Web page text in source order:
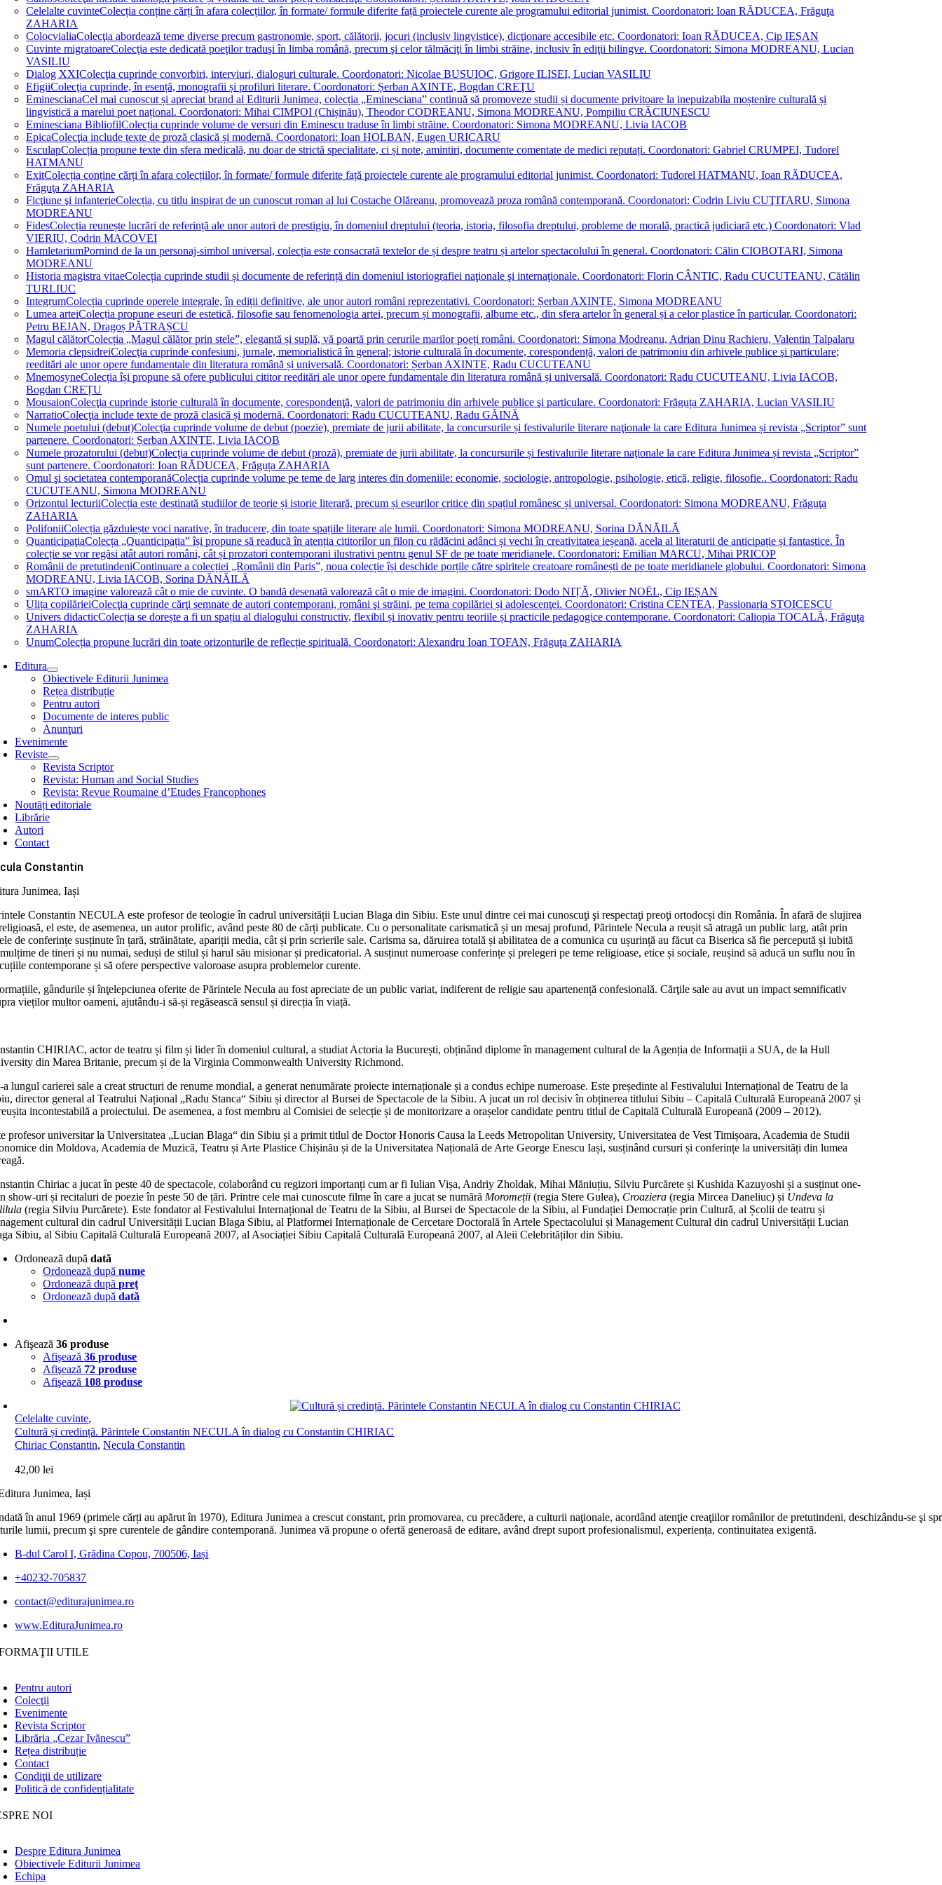
Celelalte cuvinteColecția conține cărți în afara colecțiilor, în formate/ formule diferite față proiectele curente ale programului editorial junimist. Coordonatori: Ioan RĂDUCEA, Frăguţa
ZAHARIA
ColocvialiaColecţia abordează teme diverse precum gastronomie, sport, călătorii, jocuri (inclusiv lingvistice), dicţionare accesibile etc. Coordonatori: Ioan RĂDUCEA, Cip IEȘAN
Cuvinte migratoareColecţia este dedicată poeţilor traduşi în limba română, precum şi celor tălmăciţi în limbi străine, inclusiv în ediţii bilingve. Coordonatori: Simona MODREANU, Lucian
VASILIU
Dialog XXIColecţia cuprinde convorbiri, interviuri, dialoguri culturale. Coordonatori: Nicolae BUSUIOC, Grigore ILISEI, Lucian VASILIU
EfigiiColecţia cuprinde, în esență, monografii și profiluri literare. Coordonatori: Șerban AXINTE, Bogdan CREŢU
EminescianaCel mai cunoscut și apreciat brand al Editurii Junimea, colecția „Eminesciana” continuă să promoveze studii și documente privitoare la inepuizabila moștenire culturală și
lingvistică a marelui poet național. Coordonatori: Mihai CIMPOI (Chișinău), Theodor CODREANU, Simona MODREANU, Pompiliu CRĂCIUNESCU
Eminesciana BibliofilColecția cuprinde volume de versuri din Eminescu traduse în limbi străine. Coordonatori: Simona MODREANU, Livia IACOB
EpicaColecţia include texte de proză clasică și modernă. Coordonatori: Ioan HOLBAN, Eugen URICARU
EsculapColecția propune texte din sfera medicală, nu doar de strictă specialitate, ci și note, amintiri, documente comentate de medici reputați. Coordonatori: Gabriel CRUMPEI, Tudorel
HATMANU
ExitColecția conține cărți în afara colecțiilor, în formate/ formule diferite față proiectele curente ale programului editorial junimist. Coordonatori: Tudorel HATMANU, Ioan RĂDUCEA,
Frăguţa ZAHARIA
Ficţiune şi infanterieColecția, cu titlu inspirat de un cunoscut roman al lui Costache Olăreanu, promovează proza română contemporană. Coordonatori: Codrin Liviu CUŢITARU, Simona
MODREANU
FidesColecția reunește lucrări de referință ale unor autori de prestigiu, în domeniul dreptului (teoria, istoria, filosofia dreptului, probleme de morală, practică judiciară etc.) Coordonatori: Vlad
VIERIU, Codrin MACOVEI
HamletariumPornind de la un personaj-simbol universal, colecția este consacrată textelor de și despre teatru și artelor spectacolului în general. Coordonatori: Călin CIOBOTARI, Simona
MODREANU
Historia magistra vitaeColecția cuprinde studii și documente de referință din domeniul istoriografiei naţionale şi internaţionale. Coordonatori: Florin CÂNTIC, Radu CUCUTEANU, Cătălin
TURLIUC
IntegrumColecția cuprinde operele integrale, în ediții definitive, ale unor autori români reprezentativi. Coordonatori: Șerban AXINTE, Simona MODREANU
Lumea arteiColecția propune eseuri de estetică, filosofie sau fenomenologia artei, precum și monografii, albume etc., din sfera artelor în general și a celor plastice în particular. Coordonatori:
Petru BEJAN, Dragoș PĂTRAȘCU
Magul călătorColecția „Magul călător prin stele”, elegantă și suplă, vă poartă prin cerurile marilor poeți români. Coordonatori: Simona Modreanu, Adrian Dinu Rachieru, Valentin Talpalaru
Memoria clepsidreiColecţia cuprinde confesiuni, jurnale, memorialistică în general; istorie culturală în documente, corespondență, valori de patrimoniu din arhivele publice şi particulare;
reeditări ale unor opere fundamentale din literatura română și universală. Coordonatori: Șerban AXINTE, Radu CUCUTEANU
MnemosyneColecția își propune să ofere publicului cititor reeditări ale unor opere fundamentale din literatura română și universală. Coordonatori: Radu CUCUTEANU, Livia IACOB,
Bogdan CREȚU
MousaionColecţia cuprinde istorie culturală în documente, corespondenţă, valori de patrimoniu din arhivele publice şi particulare. Coordonatori: Frăguța ZAHARIA, Lucian VASILIU
NarratioColecţia include texte de proză clasică și modernă. Coordonatori: Radu CUCUTEANU, Radu GĂINĂ
Numele poetului (debut)Colecţia cuprinde volume de debut (poezie), premiate de jurii abilitate, la concursurile și festivalurile literare naţionale la care Editura Junimea și revista „Scriptor” sunt
partenere. Coordonatori: Șerban AXINTE, Livia IACOB
Numele prozatorului (debut)Colecţia cuprinde volume de debut (proză), premiate de jurii abilitate, la concursurile și festivalurile literare naţionale la care Editura Junimea și revista „Scriptor”
sunt partenere. Coordonatori: Ioan RĂDUCEA, Frăguța ZAHARIA
Omul şi societatea contemporanăColecția cuprinde volume pe teme de larg interes din domeniile: economie, sociologie, antropologie, psihologie, etică, religie, filosofie.. Coordonatori: Radu
CUCUTEANU, Simona MODREANU
Orizontul lecturiiColecția este destinată studiilor de teorie și istorie literară, precum și eseurilor critice din spațiul românesc și universal. Coordonatori: Simona MODREANU, Frăguţa
ZAHARIA
PolifoniiColecția găzduiește voci narative, în traducere, din toate spațiile literare ale lumii. Coordonatori: Simona MODREANU, Sorina DĂNĂILĂ
QuanticipaţiaColecța „Quanticipația” își propune să readucă în atenția cititorilor un filon cu rădăcini adânci și vechi în creativitatea ieșeană, acela al literaturii de anticipație și fantastice. În
colecție se vor regăsi atât autori români, cât și prozatori contemporani ilustrativi pentru genul SF de pe toate meridianele. Coordonatori: Emilian MARCU, Mihai PRICOP
Românii de pretutindeniContinuare a colecției „Românii din Paris”, noua colecție își deschide porțile către spiritele creatoare românești de pe toate meridianele globului. Coordonatori: Simona
MODREANU, Livia IACOB, Sorina DĂNĂILĂ
smARTO imagine valorează cât o mie de cuvinte. O bandă desenată valorează cât o mie de imagini. Coordonatori: Dodo NIȚĂ, Olivier NOËL, Cip IEȘAN
Ulița copilărieiColecţia cuprinde cărţi semnate de autori contemporani, români şi străini, pe tema copilăriei și adolescenţei. Coordonatori: Cristina CENTEA, Passionaria STOICESCU
Univers didacticColecția se dorește a fi un spațiu al dialogului constructiv, flexibil și inovativ pentru teoriile și practicile pedagogice contemporane. Coordonatori: Caliopia TOCALĂ, Frăguţa
ZAHARIA
UnumColecția propune lucrări din toate orizonturile de reflecție spirituală. Coordonatori: Alexandru Ioan TOFAN, Frăguţa ZAHARIA
Editura
Obiectivele Editurii Junimea
Rețea distribuție
Pentru autori
Documente de interes public
Anunţuri
Evenimente
Reviste
Revista Scriptor
Revista: Human and Social Studies
Revista: Revue Roumaine d’Etudes Francophones
Noutăți editoriale
Librărie
Autori
Contact
Constantin
Junimea, Iași
Constantin NECULA este profesor de teologie în cadrul universității Lucian Blaga din Sibiu. Este unul dintre cei mai cunoscuţi şi respectaţi preoţi ortodocși din România. În afară de slujirea
el este, de asemenea, un autor prolific, având peste 80 de cărți publicate. Cu o personalitate carismatică și un mesaj profund, Părintele Necula a reușit să atragă un public larg, atât prin
de conferințe susținute în țară, străinătate, apariții media, cât și prin scrierile sale. Carisma sa, dăruirea totală și abilitatea de a comunica cu ușurință au făcut ca Biserica să fie percepută și iubită
de tineri și nu numai, seduși de stilul și harul său misionar și predicatorial. A susținut numeroase conferințe și prelegeri pe teme religioase, etice și sociale, reușind să aducă un suflu nou în
contemporane și să ofere perspective valoroase asupra problemelor curente.
gândurile și înţelepciunea oferite de Părintele Necula au fost apreciate de un public variat, indiferent de religie sau apartenență confesională. Cărţile sale au avut un impact semnificativ
vieților multor oameni, ajutându-i să-și regăsească sensul și direcția în viață.
CHIRIAC, actor de teatru și film și lider în domeniul cultural, a studiat Actoria la București, obținând diplome în management cultural de la Agenția de Informații a SUA, de la Hull
din Marea Britanie, precum și de la Virginia Commonwealth University Richmond.
a lungul carierei sale a creat structuri de renume mondial, a generat nenumărate proiecte internaționale și a condus echipe numeroase. Este președinte al Festivalului Internațional de Teatru de la
director general al Teatrului Național „Radu Stanca“ Sibiu și director al Bursei de Spectacole de la Sibiu. A jucat un rol decisiv în obținerea titlului Sibiu – Capitală Culturală Europeană 2007 și
incontestabilă a proiectului. De asemenea, a fost membru al Comisiei de selecție și de monitorizare a orașelor candidate pentru titlul de Capitală Culturală Europeană (2009 – 2012).
profesor universitar la Universitatea „Lucian Blaga“ din Sibiu și a primit titlul de Doctor Honoris Causa la Leeds Metropolitan University, Universitatea de Vest Timișoara, Academia de Studii
din Moldova, Academia de Muzică, Teatru și Arte Plastice Chișinău și de la Universitatea Națională de Arte George Enescu Iași, susținând cursuri și conferințe la universități din lumea
Chiriac a jucat în peste 40 de spectacole, colaborând cu regizori importanți cum ar fi Iulian Vișa, Andriy Zholdak, Mihai Măniuțiu, Silviu Purcărete și Kushida Kazuyoshi și a susținut one-
show-uri și recitaluri de poezie în peste 50 de țări. Printre cele mai cunoscute filme în care a jucat se numără Moromeții(regia Stere Gulea), Croaziera (regia Mircea Daneliuc) și Undeva la
(regia Silviu Purcărete). Este fondator al Festivalului Internațional de Teatru de la Sibiu, al Bursei de Spectacole de la Sibiu, al Fundației Democrație prin Cultură, al Școlii de teatru și
cultural din cadrul Universității Lucian Blaga Sibiu, al Platformei Internaționale de Cercetare Doctorală în Artele Spectacolului și Management Cultural din cadrul Universității Lucian
Sibiu, al Sibiu Capitală Culturală Europeană 2007, al Asociației Sibiu Capitală Culturală Europeană 2007, al Aleii Celebrităților din Sibiu.
Ordonează dupădată
Ordonează dupănume
Ordonează dupăpreţ
Ordonează dupădată
Afişează36 produse
Afişează36 produse
Afişează 72 produse
Afişează 108 produse
Celelalte cuvinte,
Cultură și credință. Părintele Constantin NECULA în dialog cu Constantin CHIRIAC
Chiriac Constantin,Necula Constantin
42,00lei
în anul 1969 (primele cărți au apărut în 1970), Editura Junimea a crescut constant, prin promovarea, cu precădere, a culturii naţionale, acordând atenţie creaţiilor românilor de pretutindeni, deschizându-se şi
lumii, precum şi spre curentele de gândire contemporană. Junimea vă propune o ofertă generoasă de editare, având drept suport profesionalismul, experiența, continuitatea exigentă.
B-dul Carol I, Grădina Copou, 700506, Iași
+40232-705837
contact@editurajunimea.ro
www.EdituraJunimea.ro
UTILE
Pentru autori
Colecţii
Evenimente
Revista Scriptor
Librăria „Cezar Ivănescu”
Rețea distribuție
Contact
Condiţii de utilizare
Politică de confidențialitate
NOI
Despre Editura Junimea
Obiectivele Editurii Junimea
Echipa